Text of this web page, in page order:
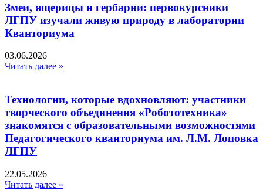
Змеи, ящерицы и гербарии: первокурсники
ЛГПУ изучали живую природу в лаборатории
Кванториума
03.06.2026
Читать далее »
Технологии, которые вдохновляют: участники
творческого объединения «Робототехника»
знакомятся с образовательными возможностями
Педагогического кванториума им. Л.М. Лоповка
ЛГПУ
22.05.2026
Читать далее »